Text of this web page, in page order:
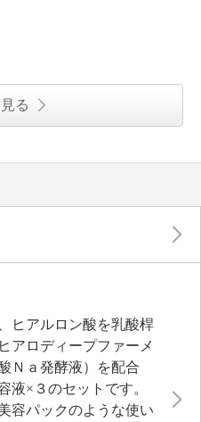
る
ヒアルロン酸を乳酸桿
アロディープファーメ
Ｎａ発酵液）を配合
液×３のセットです。
容パックのような使い